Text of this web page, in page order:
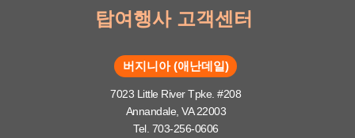
탑여행사 고객센터
버지니아 (애난데일)
7023 Little River Tpke. #208
Annandale, VA 22003
Tel. 703-256-0606